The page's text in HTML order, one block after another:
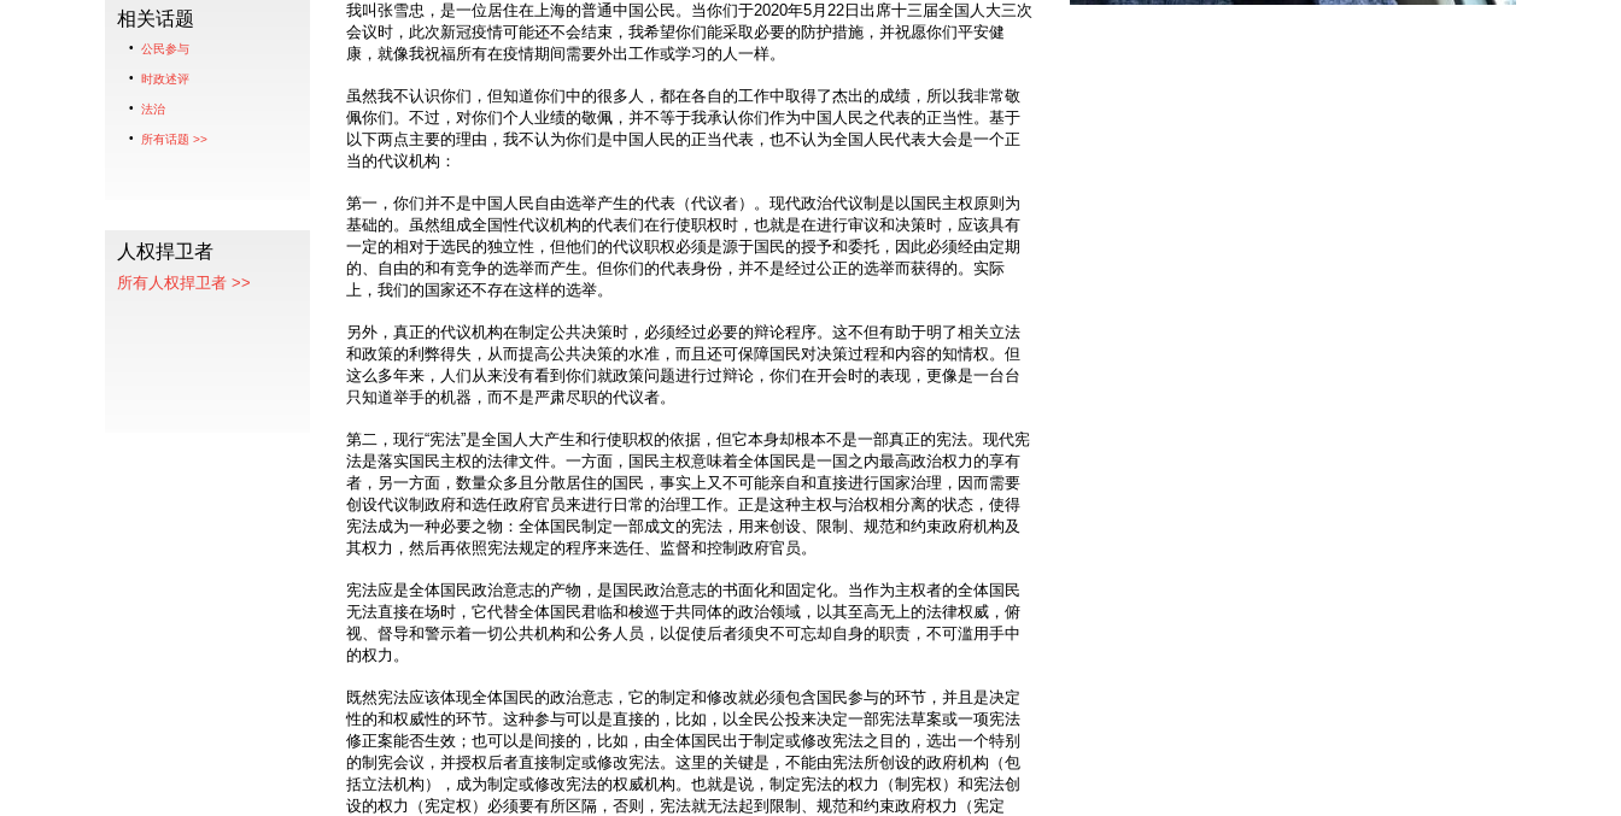
相关话题
公民参与
时政述评
法治
所有话题 >>
人权捍卫者
所有人权捍卫者 >>
我叫张雪忠，是一位居住在上海的普通中国公民。当你们于2020年5月22日出席十三届全国人大三次
会议时，此次新冠疫情可能还不会结束，我希望你们能采取必要的防护措施，并祝愿你们平安健
康，就像我祝福所有在疫情期间需要外出工作或学习的人一样。
虽然我不认识你们，但知道你们中的很多人，都在各自的工作中取得了杰出的成绩，所以我非常敬
佩你们。不过，对你们个人业绩的敬佩，并不等于我承认你们作为中国人民之代表的正当性。基于
以下两点主要的理由，我不认为你们是中国人民的正当代表，也不认为全国人民代表大会是一个正
当的代议机构：
第一，你们并不是中国人民自由选举产生的代表（代议者）。现代政治代议制是以国民主权原则为
基础的。虽然组成全国性代议机构的代表们在行使职权时，也就是在进行审议和决策时，应该具有
一定的相对于选民的独立性，但他们的代议职权必须是源于国民的授予和委托，因此必须经由定期
的、自由的和有竞争的选举而产生。但你们的代表身份，并不是经过公正的选举而获得的。实际
上，我们的国家还不存在这样的选举。
另外，真正的代议机构在制定公共决策时，必须经过必要的辩论程序。这不但有助于明了相关立法
和政策的利弊得失，从而提高公共决策的水准，而且还可保障国民对决策过程和内容的知情权。但
这么多年来，人们从来没有看到你们就政策问题进行过辩论，你们在开会时的表现，更像是一台台
只知道举手的机器，而不是严肃尽职的代议者。
第二，现行“宪法”是全国人大产生和行使职权的依据，但它本身却根本不是一部真正的宪法。现代宪
法是落实国民主权的法律文件。一方面，国民主权意味着全体国民是一国之内最高政治权力的享有
者，另一方面，数量众多且分散居住的国民，事实上又不可能亲自和直接进行国家治理，因而需要
创设代议制政府和选任政府官员来进行日常的治理工作。正是这种主权与治权相分离的状态，使得
宪法成为一种必要之物：全体国民制定一部成文的宪法，用来创设、限制、规范和约束政府机构及
其权力，然后再依照宪法规定的程序来选任、监督和控制政府官员。
宪法应是全体国民政治意志的产物，是国民政治意志的书面化和固定化。当作为主权者的全体国民
无法直接在场时，它代替全体国民君临和梭巡于共同体的政治领域，以其至高无上的法律权威，俯
视、督导和警示着一切公共机构和公务人员，以促使后者须臾不可忘却自身的职责，不可滥用手中
的权力。
既然宪法应该体现全体国民的政治意志，它的制定和修改就必须包含国民参与的环节，并且是决定
性的和权威性的环节。这种参与可以是直接的，比如，以全民公投来决定一部宪法草案或一项宪法
修正案能否生效；也可以是间接的，比如，由全体国民出于制定或修改宪法之目的，选出一个特别
的制宪会议，并授权后者直接制定或修改宪法。这里的关键是，不能由宪法所创设的政府机构（包
括立法机构），成为制定或修改宪法的权威机构。也就是说，制定宪法的权力（制宪权）和宪法创
设的权力（宪定权）必须要有所区隔，否则，宪法就无法起到限制、规范和约束政府权力（宪定